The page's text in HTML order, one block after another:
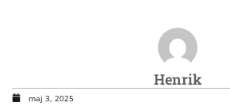
Henrik
maj 3, 2025